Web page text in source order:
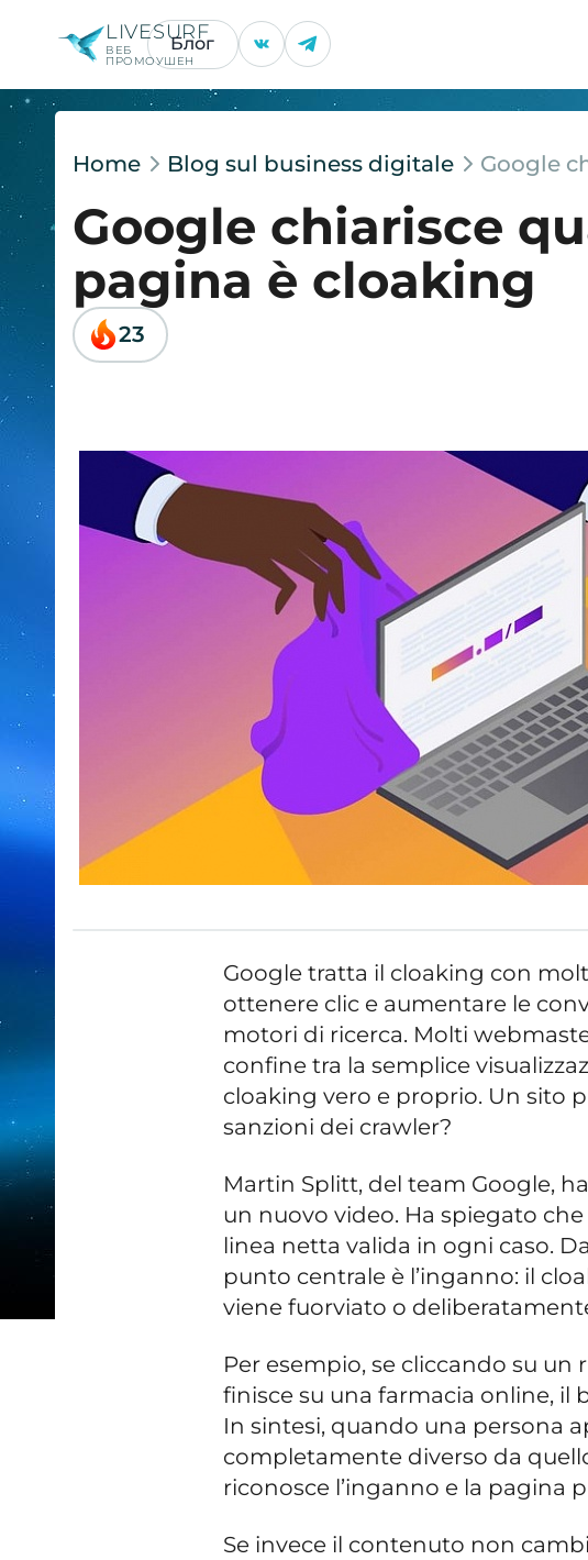
LIVESURF
ВЕБ
ПРОМОУШЕН
Блог
Home Blog sul business digitale Google
Google chiarisce
pagina è cloaking
23
Google tratta il cloaking con
ottenere clic e aumentare le
motori di ricerca. Molti
confine tra la semplice
cloaking vero e proprio. Un sito
sanzioni dei crawler?
Martin Splitt, del team Google,
un nuovo video. Ha spiegato
linea netta valida in ogni caso.
punto centrale è l’inganno: il
viene fuorviato o
Per esempio, se cliccando su un
finisce su una farmacia online, il
In sintesi, quando una persona
completamente diverso da
riconosce l’inganno e la pagina
Se invece il contenuto non